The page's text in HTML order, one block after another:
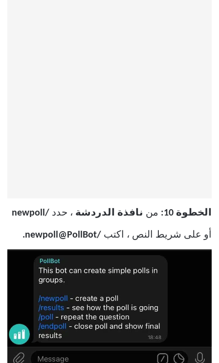
الخطوة 10: من نافذة الدردشة ، حدد /newpoll
أو على شريط النص ، اكتب /newpoll@PollBot.